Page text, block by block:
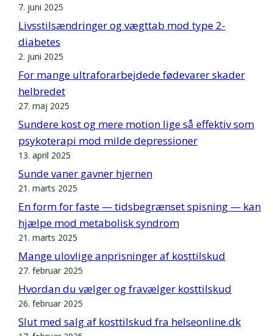
7. juni 2025
Livsstilsændringer og vægttab mod type 2-
diabetes
2. juni 2025
For mange ultraforarbejdede fødevarer skader
helbredet
27. maj 2025
Sundere kost og mere motion lige så effektiv som
psykoterapi mod milde depressioner
13. april 2025
Sunde vaner gavner hjernen
21. marts 2025
En form for faste — tidsbegrænset spisning — kan
hjælpe mod metabolisk syndrom
21. marts 2025
Mange ulovlige anprisninger af kosttilskud
27. februar 2025
Hvordan du vælger og fravælger kosttilskud
26. februar 2025
Slut med salg af kosttilskud fra helseonline.dk